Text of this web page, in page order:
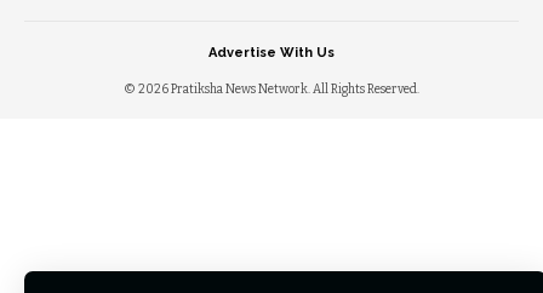
© 2026 Pratiksha News Network. All Rights Reserved.
Advertise With Us